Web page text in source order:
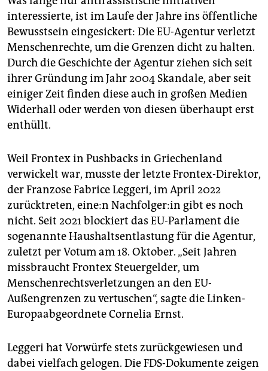
interessierte, ist im Laufe der Jahre ins öffentliche
Bewusstsein eingesickert: Die EU-Agentur verletzt
Menschenrechte, um die Grenzen dicht zu halten.
Durch die Geschichte der Agentur ziehen sich seit
ihrer Gründung im Jahr 2004 Skandale, aber seit
einiger Zeit finden diese auch in großen Medien
Widerhall oder werden von diesen überhaupt erst
enthüllt.
Weil Frontex in Pushbacks in Griechenland
verwickelt war, musste der letzte Frontex-Direktor,
der Franzose Fabrice Leggeri, im April 2022
zurücktreten, ei­ne:n Nach­fol­ge­r:in gibt es noch
nicht. Seit 2021 blockiert das EU-Parlament die
sogenannte Haushaltsentlastung für die Agentur,
zuletzt per Votum am 18. Oktober. „Seit Jahren
missbraucht Frontex Steuergelder, um
Menschenrechtsverletzungen an den EU-
Außengrenzen zu vertuschen“, sagte die Linken-
Europaabgeordnete Cornelia Ernst.
Leggeri hat Vorwürfe stets zurückgewiesen und
dabei vielfach gelogen. Die FDS-Dokumente zeigen